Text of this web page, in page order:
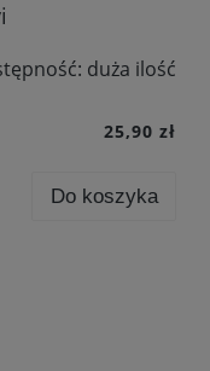
duża ilość
25,90 zł
Do koszyka